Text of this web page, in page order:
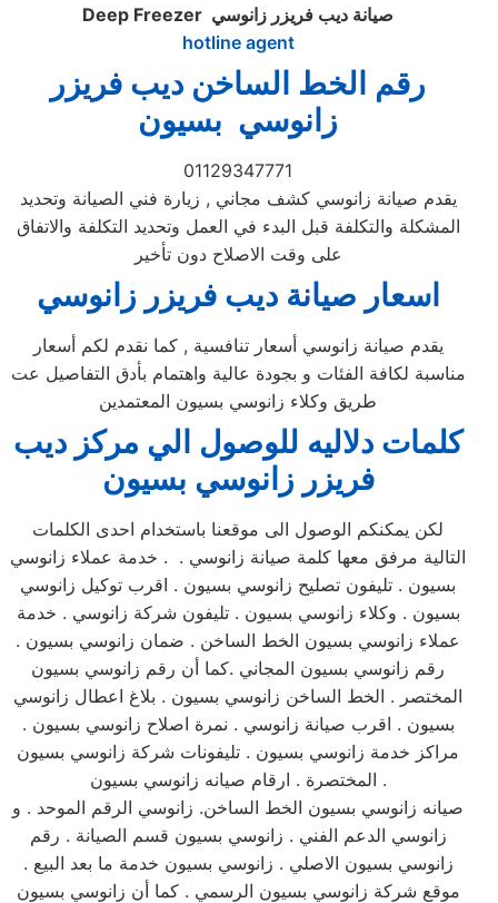
Deep Freezer صيانة ديب فريزر زانوسي
hotline agent
رقم الخط الساخن ديب فريزر
زانوسي بسيون
01129347771
يقدم صيانة زانوسي كشف مجاني , زيارة فني الصيانة وتحديد
المشكلة والتكلفة قبل البدء في العمل وتحديد التكلفة والاتفاق
على وقت الاصلاح دون تأخير
اسعار صيانة ديب فريزر زانوسي
يقدم صيانة زانوسي أسعار تنافسية , كما نقدم لكم أسعار
مناسبة لكافة الفئات و بجودة عالية واهتمام بأدق التفاصيل عت
طريق وكلاء زانوسي بسيون المعتمدين
كلمات دلاليه للوصول الي مركز ديب
فريزر زانوسي بسيون
لكن يمكنكم الوصول الى موقعنا باستخدام احدى الكلمات
التالية مرفق معها كلمة صيانة زانوسي . . خدمة عملاء زانوسي
بسيون . تليفون تصليح زانوسي بسيون . اقرب توكيل زانوسي
بسيون . وكلاء زانوسي بسيون . تليفون شركة زانوسي . خدمة
عملاء زانوسي بسيون الخط الساخن . ضمان زانوسي بسيون .
رقم زانوسي بسيون المجاني .كما أن رقم زانوسي بسيون
المختصر . الخط الساخن زانوسي بسيون . بلاغ اعطال زانوسي
بسيون . اقرب صيانة زانوسي . نمرة اصلاح زانوسي بسيون .
مراكز خدمة زانوسي بسيون . تليفونات شركة زانوسي بسيون
المختصرة . ارقام صيانه زانوسي بسيون .
صيانه زانوسي بسيون الخط الساخن. زانوسي الرقم الموحد . و
زانوسي الدعم الفني . زانوسي بسيون قسم الصيانة . رقم
زانوسي بسيون الاصلي . زانوسي بسيون خدمة ما بعد البيع .
موقع شركة زانوسي بسيون الرسمي . كما أن زانوسي بسيون